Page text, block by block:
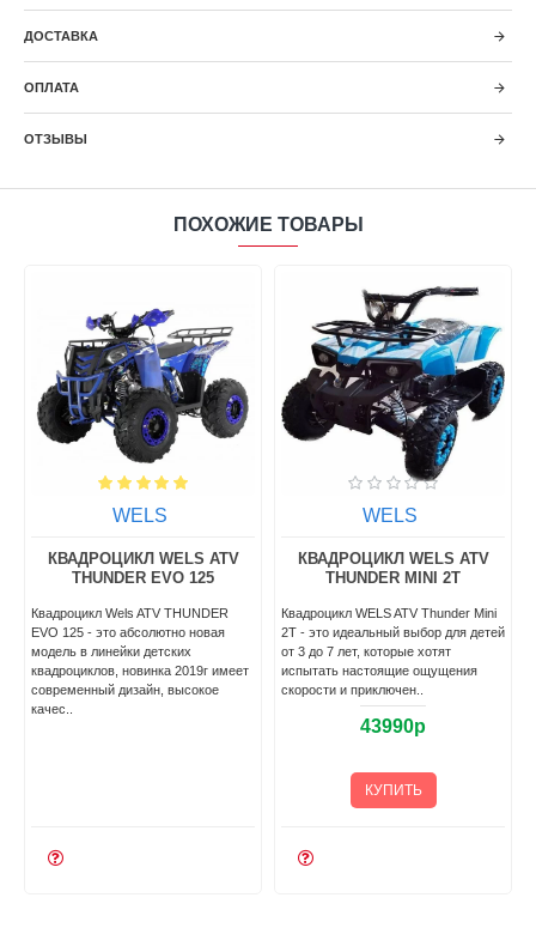
ДОСТАВКА
ОПЛАТА
ОТЗЫВЫ
ПОХОЖИЕ ТОВАРЫ
WELS
КВАДРОЦИКЛ WELS ATV
THUNDER EVO 125
Квадроцикл Wels ATV THUNDER
EVO 125 - это абсолютно новая
модель в линейки детских
квадроциклов, новинка 2019г имеет
современный дизайн, высокое
качес..
WELS
КВАДРОЦИКЛ WELS ATV
THUNDER MINI 2T
Квадроцикл WELS ATV Thunder Mini
2T - это идеальный выбор для детей
от 3 до 7 лет, которые хотят
испытать настоящие ощущения
скорости и приключен..
43990р
КУПИТЬ